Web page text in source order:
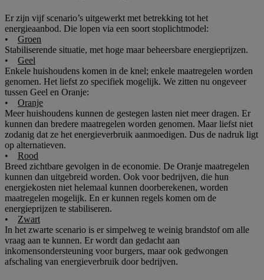
Er zijn vijf scenario’s uitgewerkt met betrekking tot het
energieaanbod. Die lopen via een soort stoplichtmodel:
• Groen
Stabiliserende situatie, met hoge maar beheersbare energieprijzen.
• Geel
Enkele huishoudens komen in de knel; enkele maatregelen worden
genomen. Het liefst zo specifiek mogelijk. We zitten nu ongeveer
tussen Geel en Oranje:
• Oranje
Meer huishoudens kunnen de gestegen lasten niet meer dragen. Er
kunnen dan bredere maatregelen worden genomen. Maar liefst niet
zodanig dat ze het energieverbruik aanmoedigen. Dus de nadruk ligt
op alternatieven.
• Rood
Breed zichtbare gevolgen in de economie. De Oranje maatregelen
kunnen dan uitgebreid worden. Ook voor bedrijven, die hun
energiekosten niet helemaal kunnen doorberekenen, worden
maatregelen mogelijk. En er kunnen regels komen om de
energieprijzen te stabiliseren.
• Zwart
In het zwarte scenario is er simpelweg te weinig brandstof om alle
vraag aan te kunnen. Er wordt dan gedacht aan
inkomensondersteuning voor burgers, maar ook gedwongen
afschaling van energieverbruik door bedrijven.